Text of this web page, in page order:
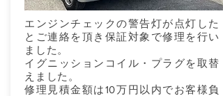
エンジンチェックの警告灯が点灯した
とご連絡を頂き保証対象で修理を行い
ました。
イグニッションコイル・プラグを取替
えました。
修理見積金額は10万円以内でお客様負